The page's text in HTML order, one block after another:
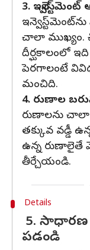
3.
చాలా ముఖ్యం.
దీర్ఘకాలంలో ఇది
పెరగాలంటే వివిధ
మంచిది.
4. రుణాల
రుణాలను
తక్కువ వడ్డీ
ఉన్న రుణాలైతే
తీర్చేయండి.
Details
5. సాధారణ
పడండి